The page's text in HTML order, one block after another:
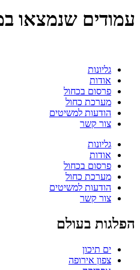
עמודים שנמצאו
גליונות
אודות
פרסום בכחול
מערכת כחול
הודעות למשיטים
צור קשר
גליונות
אודות
פרסום בכחול
מערכת כחול
הודעות למשיטים
צור קשר
הפלגות בעולם
ים תיכון
צפון אירופה